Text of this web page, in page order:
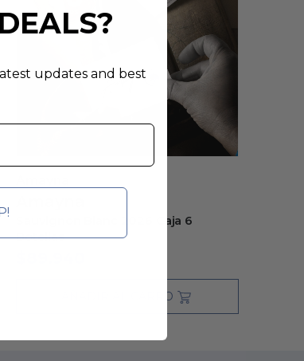
Rosé Orgánico 2024 Caja 6 Botellas
AÑADIR AL CARRO
updates and best